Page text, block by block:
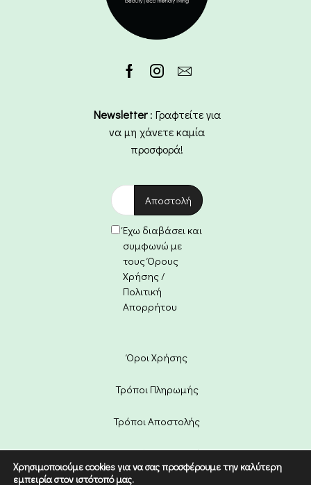
Newsletter: Γραφτείτε για
να μη χάνετε καμία
προσφορά!
Έχω διαβάσει και
συμφωνώ με
τους Όρους
Χρήσης /
Πολιτική
Απορρήτου
Όροι Χρήσης
Τρόποι Πληρωμής
Τρόποι Αποστολής
Πολιτική Επιστροφών
Χρησιμοποιούμε cookies για να σας προσφέρουμε την καλύτερη
εμπειρία στον ιστότοπό μας.